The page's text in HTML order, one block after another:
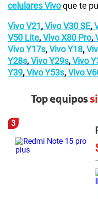
celulares Vivoque te
Vivo V21,Vivo V30 SE,
V50 Lite,Vivo X80 Pro,
Vivo Y17s,Vivo Y18,
Y28s,Vivo Y29s,Vivo
Y39,Vivo Y53s,Vivo
Top equipos
3